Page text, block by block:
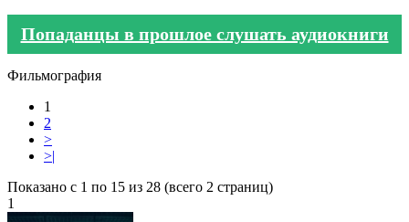
Попаданцы в прошлое слушать аудиокниги
Фильмография
1
2
>
>|
Показано с 1 по 15 из 28 (всего 2 страниц)
1